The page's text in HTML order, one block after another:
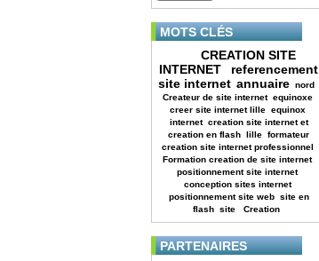
MOTS CLÉS
CREATION SITE
INTERNET
referencement
site internet annuaire nord
Createur de site internet equinoxe
creer site internet lille equinox
internet creation site internet et
creation en flash lille formateur
creation site internet professionnel
Formation creation de site internet
positionnement site internet
conception sites internet
positionnement site web site en
flash site Creation
PARTENAIRES